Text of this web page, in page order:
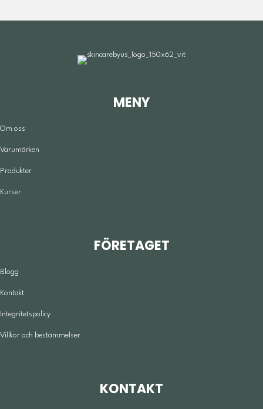
MENY
Om oss
Varumärken
Produkter
Kurser
FÖRETAGET
Blogg
Kontakt
Integritetspolicy
Villkor och bestämmelser
KONTAKT